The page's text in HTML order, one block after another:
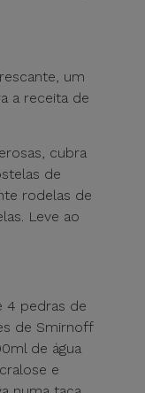
um
a receita de
cubra
de
rodelas de
Leve ao
4 pedras de
de Smirnoff
de água
e